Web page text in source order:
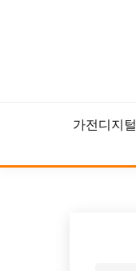
가전디지털